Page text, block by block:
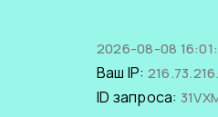
2026-08-08
Ваш IP:
ID запроса: